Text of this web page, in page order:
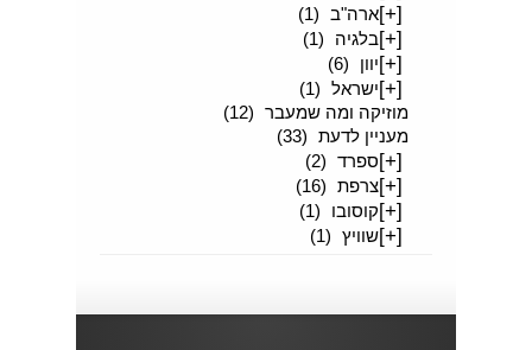
[+]ארה"ב (1)
[+]בלגיה (1)
[+]יוון (6)
[+]ישראל (1)
מוזיקה ומה שמעבר (12)
מעניין לדעת (33)
[+]ספרד (2)
[+]צרפת (16)
[+]קוסובו (1)
[+]שוויץ (1)